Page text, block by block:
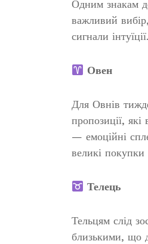
Одним знакам
важливий
сигнали інтуїції.
Овен
Для Овнів
пропозиції,
— емоційні
великі покупки
Телець
Тельцям слід
близькими, що